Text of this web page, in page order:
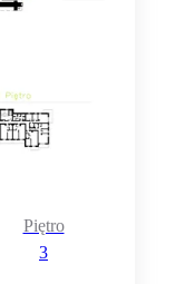
Piętro
3